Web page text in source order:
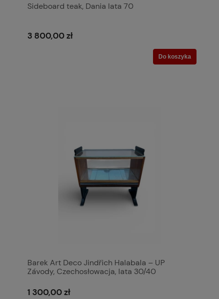
Sideboard teak, Dania lata 70
3 800,00 zł
Do koszyka
Barek Art Deco Jindřich Halabala – UP
Závody, Czechosłowacja, lata 30/40
1 300,00 zł